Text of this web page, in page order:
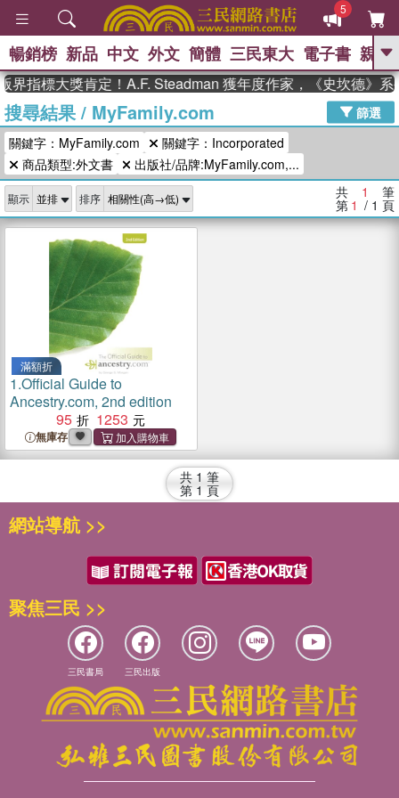
5
GO
熱搜： 高希均教授回憶錄
、 The Odyssey 、 父親節 、 如果歷
史是一群喵 、 暑期推薦
獎 臺灣漫遊錄 、 方念華
登輝時代 、 數學女孩：黎曼猜想 、
偉大的迷走神經
暢銷榜 新品 中文 外文 簡體 三民東大 電子書 親子
界指標大獎肯定！A.F. Steadman 獲年度作家，《史坎德》系
搜尋結果/ MyFamily.com
篩選
關鍵字：MyFamily.com
關鍵字：Incorporated
商品類型:外文書
出版社/品牌:MyFamily.com,...
顯示 排序 共 1 筆
第 1 / 1 頁
滿額折
1.Official Guide to
Ancestry.com, 2nd edition
95
1253
無庫存
共 1 筆
第 1 頁
網站導航 >>
聚焦三民 >>
三民書局 三民出版